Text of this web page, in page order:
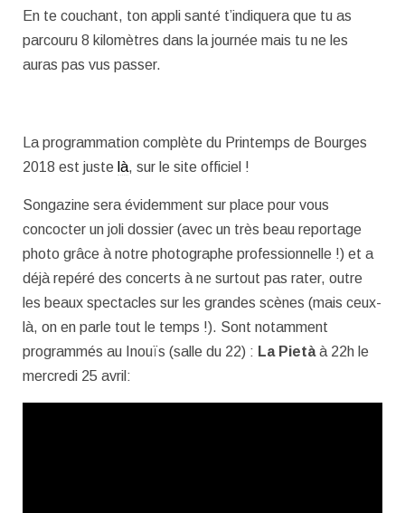
En te couchant, ton appli santé t’indiquera que tu as
parcouru 8 kilomètres dans la journée mais tu ne les
auras pas vus passer.
La programmation complète du Printemps de Bourges
2018 est juste là, sur le site officiel !
Songazine sera évidemment sur place pour vous
concocter un joli dossier (avec un très beau reportage
photo grâce à notre photographe professionnelle !) et a
déjà repéré des concerts à ne surtout pas rater, outre
les beaux spectacles sur les grandes scènes (mais ceux-
là, on en parle tout le temps !). Sont notamment
programmés au Inouïs (salle du 22) : La Pietàà 22h le
mercredi 25 avril: